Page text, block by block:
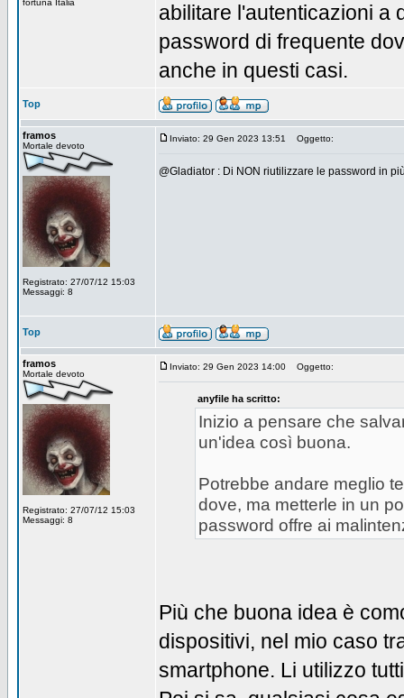
fortuna Italia
abilitare l'autenticazioni a
password di frequente
anche in questi casi.
Top
framos
Mortale devoto
Registrato: 27/07/12 15:03
Messaggi: 8
Inviato: 29 Gen 2023 13:51 Oggetto:
@Gladiator : Di NON riutilizzare le password in
Top
framos
Mortale devoto
Registrato: 27/07/12 15:03
Messaggi: 8
Inviato: 29 Gen 2023 14:00 Oggetto:
anyfile ha scritto:
Inizio a pensare che
un'idea così buona.
Potrebbe andare meglio
dove, ma metterle in un
password offre ai
Più che buona idea è
dispositivi, nel mio caso
smartphone. Li utilizzo